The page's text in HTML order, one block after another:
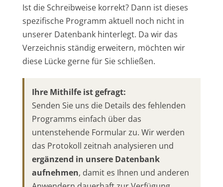
Ist die Schreibweise korrekt? Dann ist dieses
spezifische Programm aktuell noch nicht in
unserer Datenbank hinterlegt. Da wir das
Verzeichnis ständig erweitern, möchten wir
diese Lücke gerne für Sie schließen.
Ihre Mithilfe ist gefragt:
Senden Sie uns die Details des fehlenden
Programms einfach über das
untenstehende Formular zu. Wir werden
das Protokoll zeitnah analysieren und
ergänzend in unsere Datenbank
aufnehmen, damit es Ihnen und anderen